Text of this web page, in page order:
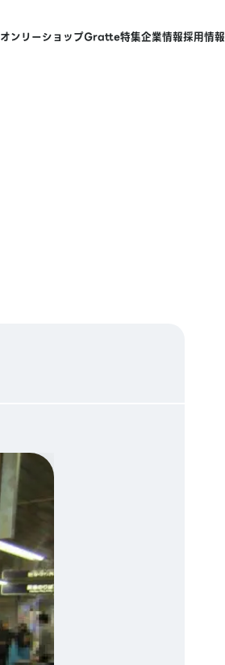
オンリーショップGratte特集企業情報採用情報